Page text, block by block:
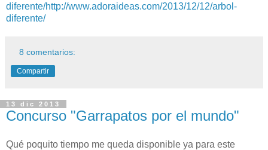
diferente/http://www.adoraideas.com/2013/12/12/arbol-
diferente/
8 comentarios:
Compartir
13 dic 2013
Concurso "Garrapatos por el mundo"
Qué poquito tiempo me queda disponible ya para este